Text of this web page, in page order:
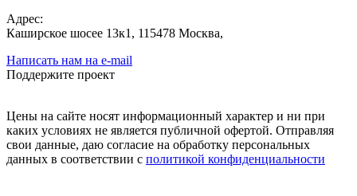
Адрес:
Каширское шосее 13к1, 115478 Москва,
Написать нам на e-mail
Поддержите проект
Цены на сайте носят информационный характер и ни при
каких условиях не является публичной офертой. Отправляя
свои данные, даю согласие на обработку персональных
данных в соответствии с политикой конфиденциальности